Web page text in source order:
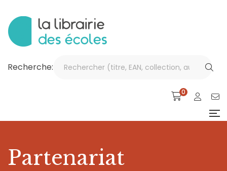
Recherche:
0
Partenariat